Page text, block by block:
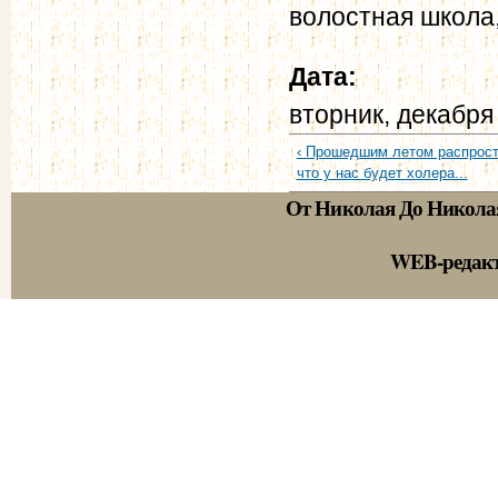
волостная
Дата:
вторник,
‹ Прошедшим летом
что у нас будет холера...
От Николая До
WEB-